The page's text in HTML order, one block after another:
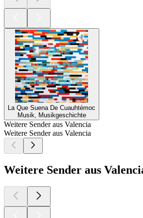
La Que Suena De Cuauhtémoc
Musik, Musikgeschichte
Weitere Sender aus Valencia
Weitere Sender aus Valencia
Weitere Sender aus